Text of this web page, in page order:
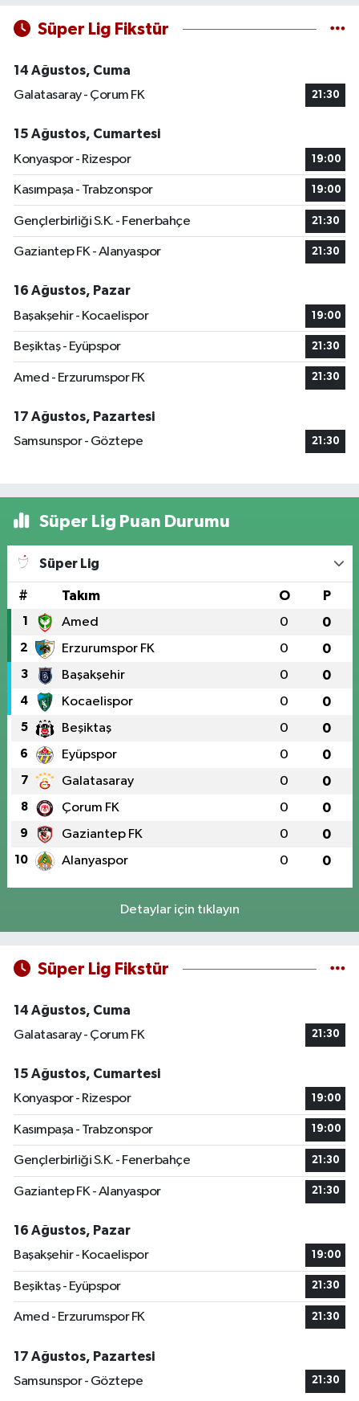
Süper Lig Fikstür
14 Ağustos, Cuma
Galatasaray - Çorum FK
21:30
15 Ağustos, Cumartesi
Konyaspor - Rizespor
19:00
Kasımpaşa - Trabzonspor 19:00
Gençlerbirliği S.K. - Fenerbahçe 21:30
Gaziantep FK - Alanyaspor 21:30
16 Ağustos, Pazar
Başakşehir - Kocaelispor
19:00
Beşiktaş - Eyüpspor 21:30
Amed - Erzurumspor FK 21:30
17 Ağustos, Pazartesi
Samsunspor - Göztepe
21:30
Süper Lig Puan Durumu
Süper Lig
# Takım O P
1 Amed 0 0
2 Erzurumspor FK 0 0
3 Başakşehir 0 0
4 Kocaelispor 0 0
5 Beşiktaş 0 0
6 Eyüpspor 0 0
7 Galatasaray 0 0
8 Çorum FK 0 0
9 Gaziantep FK 0 0
10 Alanyaspor 0 0
Detaylar için tıklayın
Süper Lig Fikstür
14 Ağustos, Cuma
Galatasaray - Çorum FK
21:30
15 Ağustos, Cumartesi
Konyaspor - Rizespor
19:00
Kasımpaşa - Trabzonspor 19:00
Gençlerbirliği S.K. - Fenerbahçe 21:30
Gaziantep FK - Alanyaspor 21:30
16 Ağustos, Pazar
Başakşehir - Kocaelispor
19:00
Beşiktaş - Eyüpspor 21:30
Amed - Erzurumspor FK 21:30
17 Ağustos, Pazartesi
Samsunspor - Göztepe
21:30